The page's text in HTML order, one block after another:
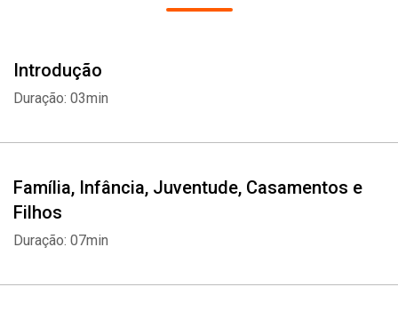
Introdução
Duração: 03min
Família, Infância, Juventude, Casamentos e
Filhos
Duração: 07min